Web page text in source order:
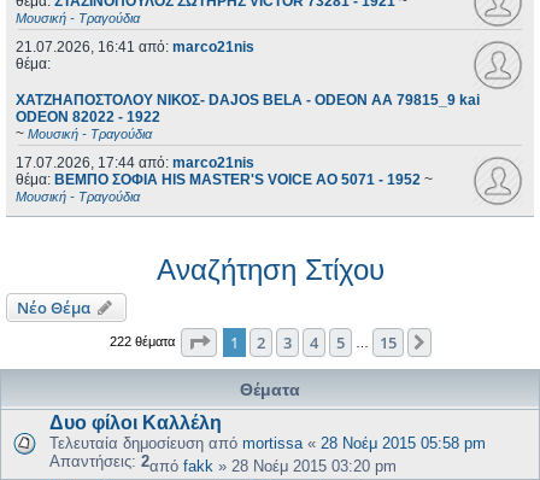
Μουσική - Τραγούδια
21.07.2026, 16:41 από: marco21nis
θέμα:
ΧΑΤΖΗΑΠΟΣΤΟΛΟΥ ΝΙΚΟΣ- DAJOS BELA - ODEON AA 79815_9 kai
ODEON 82022 - 1922
~ Μουσική - Τραγούδια
17.07.2026, 17:44 από: marco21nis
θέμα: ΒΕΜΠΟ ΣΟΦΙΑ HIS MASTER'S VOICE AO 5071 - 1952 ~
Μουσική - Τραγούδια
Αναζήτηση Στίχου
Νέο Θέμα
222 θέματα Σελίδα από15
1 2 3 4 5 15
Θέματα
Δυο φίλοι Καλλέλη
Τελευταία δημοσίευση από mortissa « 28 Νοέμ 2015 05:58 pm
Απαντήσεις: 2από fakk » 28 Νοέμ 2015 03:20 pm